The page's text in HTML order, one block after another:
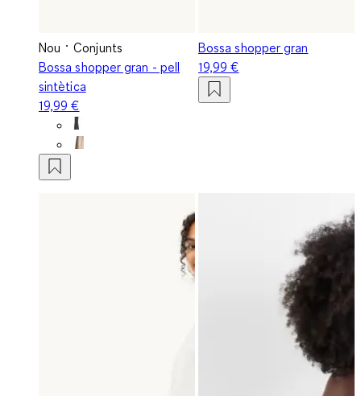
Nou
Conjunts
Bossa shopper gran - pell
sintètica
19,99 €
Bossa shopper gran
19,99 €